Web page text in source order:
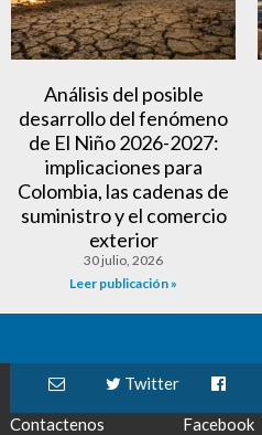
Análisis del posible
desarrollo del fenómeno
de El Niño 2026-2027:
implicaciones para
Colombia, las cadenas de
suministro y el comercio
exterior
30 julio, 2026
Leer publicación »
Contactenos
Twitter
Facebook